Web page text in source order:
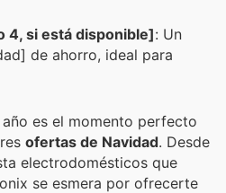
4, si está disponible]: Un
de ahorro, ideal para
es el momento perfecto
ofertas de Navidad. Desde
electrodomésticos que
se esmera por ofrecerte